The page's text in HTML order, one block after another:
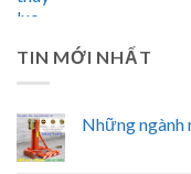
TIN MỚI NHẤT
Những ngành